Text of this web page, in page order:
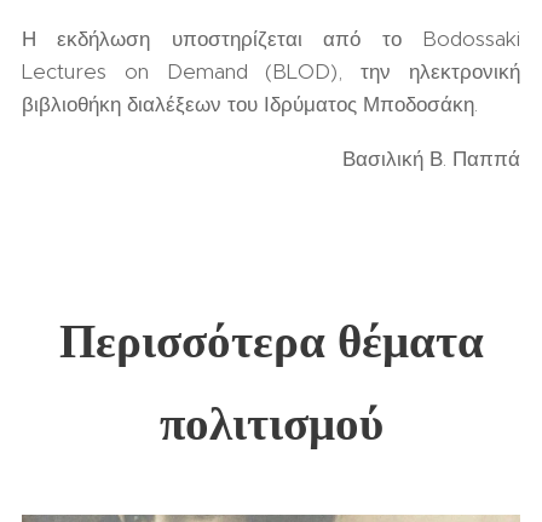
Η εκδήλωση υποστηρίζεται από το Bodossaki
Lectures on Demand (BLOD), την ηλεκτρονική
βιβλιοθήκη διαλέξεων του Ιδρύματος Μποδοσάκη.
Βασιλική Β. Παππά
Περισσότερα θέματα
πολιτισμού